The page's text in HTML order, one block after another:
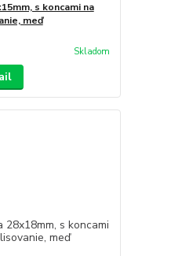
s koncami na
meď
Skladom